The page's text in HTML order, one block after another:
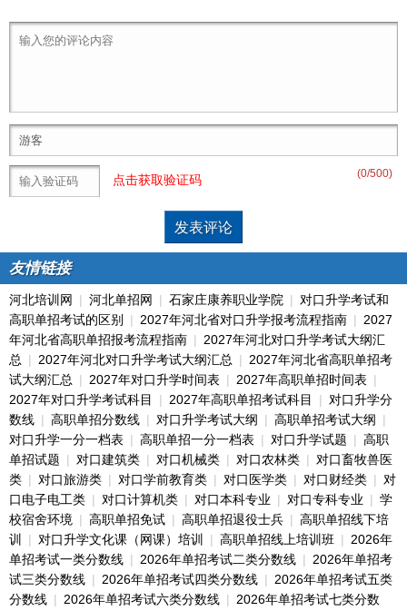
(0/500)
点击获取验证码
友情链接
河北培训网 | 河北单招网 | 石家庄康养职业学院 | 对口升学考试和
高职单招考试的区别
| 2027年河北省对口升学报考流程指南 | 2027
年河北省高职单招报考流程指南 | 2027年河北对口升学考试大纲汇
总 | 2027年河北对口升学考试大纲汇总 | 2027年河北省高职单招考
试大纲汇总 | 2027年对口升学时间表 | 2027年高职单招时间表 |
2027年对口升学考试科目
| 2027年高职单招考试科目 | 对口升学分
数线 | 高职单招分数线 | 对口升学考试大纲 | 高职单招考试大纲 |
对口升学一分一档表 | 高职单招一分一档表 | 对口升学试题 | 高职
单招试题 | 对口建筑类 | 对口机械类 | 对口农林类 | 对口畜牧兽医
类 | 对口旅游类 | 对口学前教育类 | 对口医学类 | 对口财经类 | 对
口电子电工类 | 对口计算机类 | 对口本科专业 | 对口专科专业 | 学
校宿舍环境 | 高职单招免试 | 高职单招退役士兵 | 高职单招线下培
训
| 对口升学文化课（网课）培训 | 高职单招线上培训班 | 2026年
单招考试一类分数线 | 2026年单招考试二类分数线 | 2026年单招考
试三类分数线 | 2026年单招考试四类分数线 | 2026年单招考试五类
分数线 | 2026年单招考试六类分数线 | 2026年单招考试七类分数